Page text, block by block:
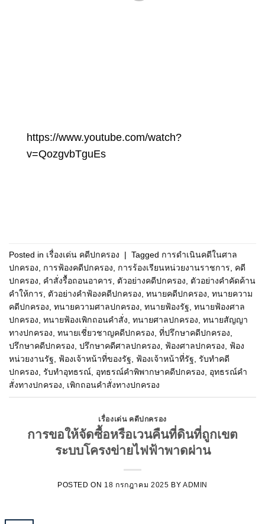
https://www.youtube.com/watch?
v=QozgvbTguEs
Posted in เรื่องเด่น คดีปกครอง | Tagged การดำเนินคดีในศาล
ปกครอง, การฟ้องคดีปกครอง, การร้องเรียนหน่วยงานราชการ, คดี
ปกครอง, คำสั่งรื้อถอนอาคาร, ตัวอย่างคดีปกครอง, ตัวอย่างคำคัดค้าน
คำให้การ, ตัวอย่างคำฟ้องคดีปกครอง, ทนายคดีปกครอง, ทนายความ
คดีปกครอง, ทนายความศาลปกครอง, ทนายฟ้องรัฐ, ทนายฟ้องศาล
ปกครอง, ทนายฟ้องเพิกถอนคำสั่ง, ทนายศาลปกครอง, ทนายสัญญา
ทางปกครอง, ทนายเชี่ยวชาญคดีปกครอง, ที่ปรึกษาคดีปกครอง,
ปรึกษาคดีปกครอง, ปรึกษาคดีศาลปกครอง, ฟ้องศาลปกครอง, ฟ้อง
หน่วยงานรัฐ, ฟ้องเจ้าหน้าที่ของรัฐ, ฟ้องเจ้าหน้าที่รัฐ, รับทำคดี
ปกครอง, รับทำอุทธรณ์, อุทธรณ์คำพิพากษาคดีปกครอง, อุทธรณ์คำ
สั่งทางปกครอง, เพิกถอนคำสั่งทางปกครอง
เรื่องเด่น คดีปกครอง
การขอให้จัดซื้อหรือเวนคืนที่ดินที่ถูกเขต
ระบบโครงข่ายไฟฟ้าพาดผ่าน
POSTED ON 18 กรกฎาคม 2025 BY ADMIN